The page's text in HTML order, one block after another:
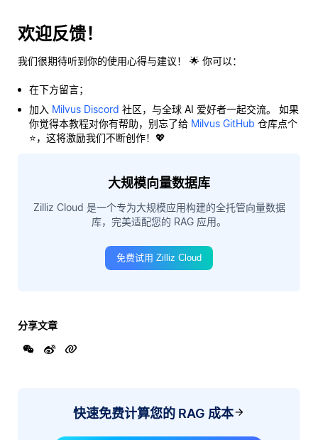
欢迎反馈！
我们很期待听到你的使用心得与建议！ 🌟 你可以：
在下方留言；
加入 Milvus Discord 社区，与全球 AI 爱好者一起交流。 如果
你觉得本教程对你有帮助，别忘了给 Milvus GitHub 仓库点个
⭐，这将激励我们不断创作！💖
大规模向量数据库
Zilliz Cloud 是一个专为大规模应用构建的全托管向量数据
库，完美适配您的 RAG 应用。
免费试用 Zilliz Cloud
分享文章
快速免费计算您的 RAG 成本